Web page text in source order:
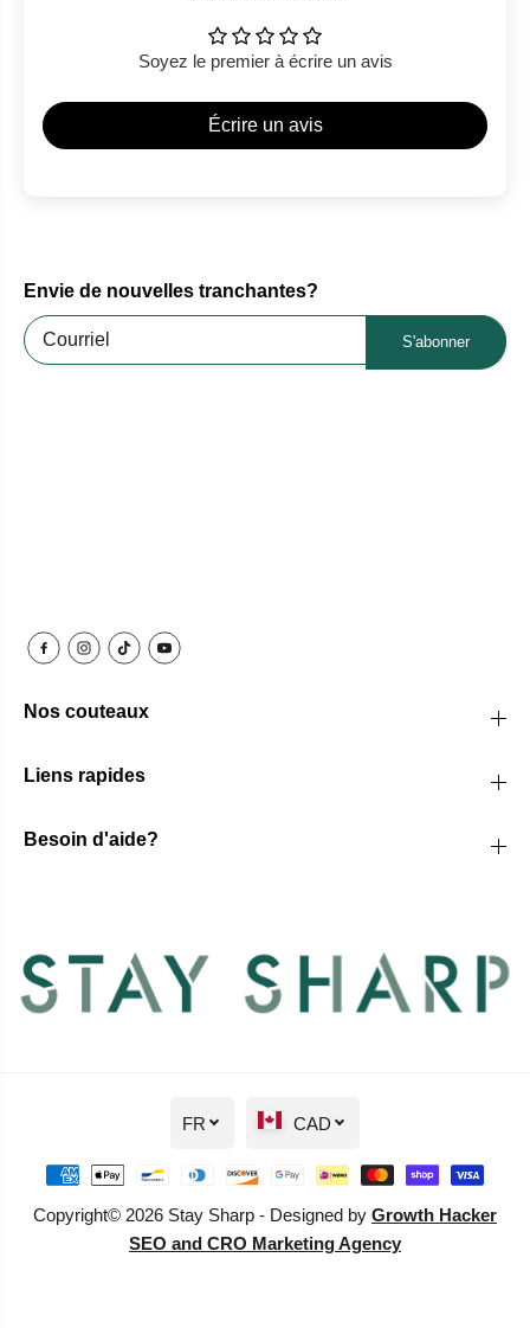
Soyez le premier à écrire un avis
Écrire un avis
Envie de nouvelles tranchantes?
S'abonner
Nos couteaux
Liens rapides
Besoin d'aide?
Copyright© 2026 Stay Sharp - Designed by Growth Hacker
SEO and CRO Marketing Agency
FR CAD